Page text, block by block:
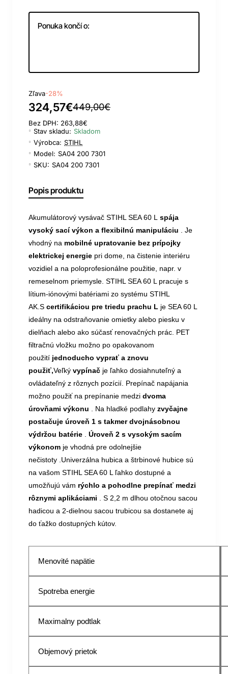
Ponuka končí o:
Zľava-28%
324,57€449,00€
Bez DPH: 263,88€
Stav skladu: Skladom
Výrobca: STIHL
Model: SA04 200 7301
SKU: SA04 200 7301
Popis produktu
Akumulátorový vysávač STIHL SEA 60 L spája
vysoký sací výkon a flexibilnú manipuláciu . Je
vhodný na mobilné upratovanie bez prípojky
elektrickej energie pri dome, na čistenie interiéru
vozidiel a na poloprofesionálne použitie, napr. v
remeselnom priemysle. STIHL SEA 60 L pracuje s
lítium-iónovými batériami zo systému STIHL
AK.S certifikáciou pre triedu prachu L je SEA 60 L
ideálny na odstraňovanie omietky alebo piesku v
dielňach alebo ako súčasť renovačných prác. PET
filtračnú vložku možno po opakovanom
použití jednoducho vyprať a znovu
použiť,Veľký vypínač je ľahko dosiahnuteľný a
ovládateľný z rôznych pozícií. Prepínač napájania
možno použiť na prepínanie medzi dvoma
úrovňami výkonu . Na hladké podlahy zvyčajne
postačuje úroveň 1 s takmer dvojnásobnou
výdržou batérie
Úroveň 2 s vysokým sacím
výkonom je vhodná pre odolnejšie
nečistoty .Univerzálna hubica a štrbinové hubice sú
na vašom STIHL SEA 60 L ľahko dostupné a
umožňujú vám rýchlo a pohodlne prepínať medzi
rôznymi aplikáciami . S 2,2 m dlhou otočnou sacou
hadicou a 2-dielnou sacou trubicou sa dostanete aj
do ťažko dostupných kútov.
Menovité napätie
Spotreba energie
Maximalny podtlak
Objemový prietok